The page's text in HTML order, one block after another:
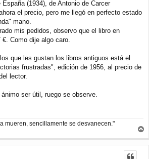
(1934), de Antonio de Carcer
el precio, pero me llegó en perfecto estado
mano.
mis pedidos, observo que el libro en
Como dije algo caro.
que les gustan los libros antiguos está el
frustradas", edición de 1956, al precio de
lector.
ser útil, ruego se observe.
mueren, sencillamente se desvanecen."
r
r